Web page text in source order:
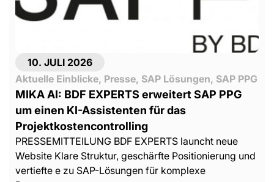
10. JULI 2026
Aktuelle Einblicke, Presse, SAP Lösungen, SAP PPG
MIKA AI: BDF EXPERTS erweitert SAP PPG
um einen KI-Assistenten für das
Projektkostencontrolling
PRESSEMITTEILUNG BDF EXPERTS launcht neue
Website Klare Struktur, geschärfte Positionierung und
vertiefte e zu SAP-Lösungen für komplexe